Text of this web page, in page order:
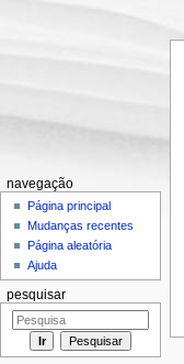
navegação
Página principal
Mudanças recentes
Página aleatória
Ajuda
pesquisar